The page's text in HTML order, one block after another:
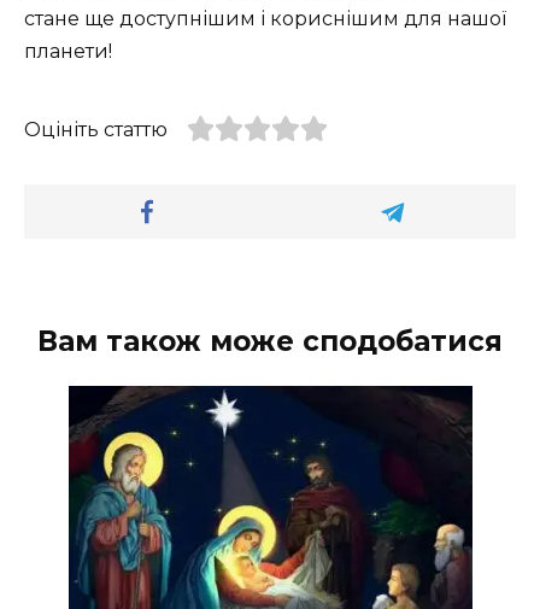
стане ще доступнішим і кориснішим для нашої
планети!
Оцініть статтю
Вам також може сподобатися